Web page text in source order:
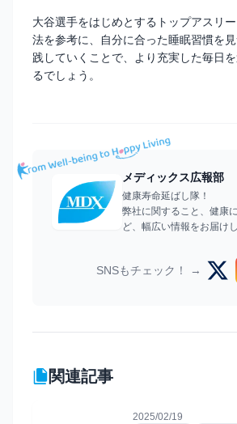
大谷選手をはじめとするトップアスリ
法を参考に、自分に合った睡眠習慣を
践していくことで、より充実した毎日
るでしょう。
メディックス広報部
健康寿命延ばし隊！
弊社に関すること、健康
ど、幅広い情報をお届けし
SNSもチェック！ →
関連記事
2025/02/19